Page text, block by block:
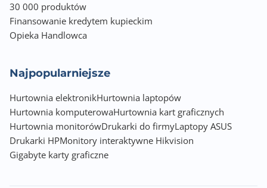
30 000 produktów
Finansowanie kredytem kupieckim
Opieka Handlowca
Najpopularniejsze
Hurtownia elektronikHurtownia laptopów
Hurtownia komputerowaHurtownia kart graficznych
Hurtownia monitorówDrukarki do firmyLaptopy ASUS
Drukarki HPMonitory interaktywne Hikvision
Gigabyte karty graficzne